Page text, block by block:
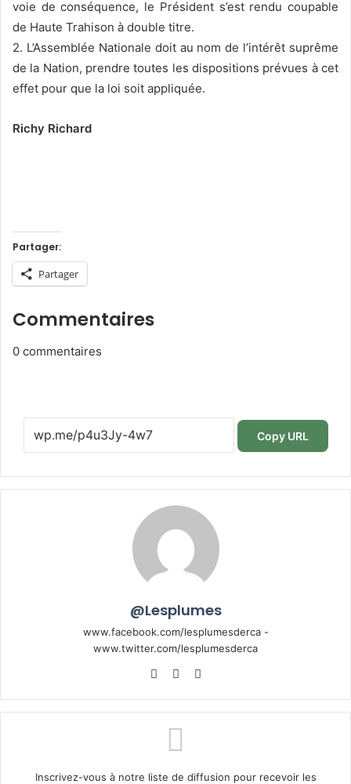
voie de conséquence, le Président s’est rendu coupable
de Haute Trahison à double titre.
2. L’Assemblée Nationale doit au nom de l’intérêt suprême
de la Nation, prendre toutes les dispositions prévues à cet
effet pour que la loi soit appliquée.
Richy Richard
Partager:
Partager
Commentaires
0 commentaires
Copy URL
@Lesplumes
www.facebook.com/lesplumesderca -
www.twitter.com/lesplumesderca
WebsiteFacebook
Inscrivez-vous à notre liste de diffusion pour recevoir les